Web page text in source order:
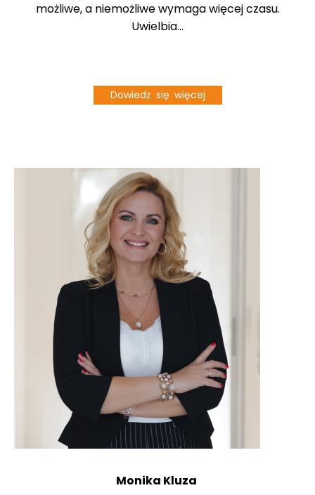
możliwe, a niemożliwe wymaga więcej czasu.
Uwielbia...
Dowiedz się więcej
Monika Kluza